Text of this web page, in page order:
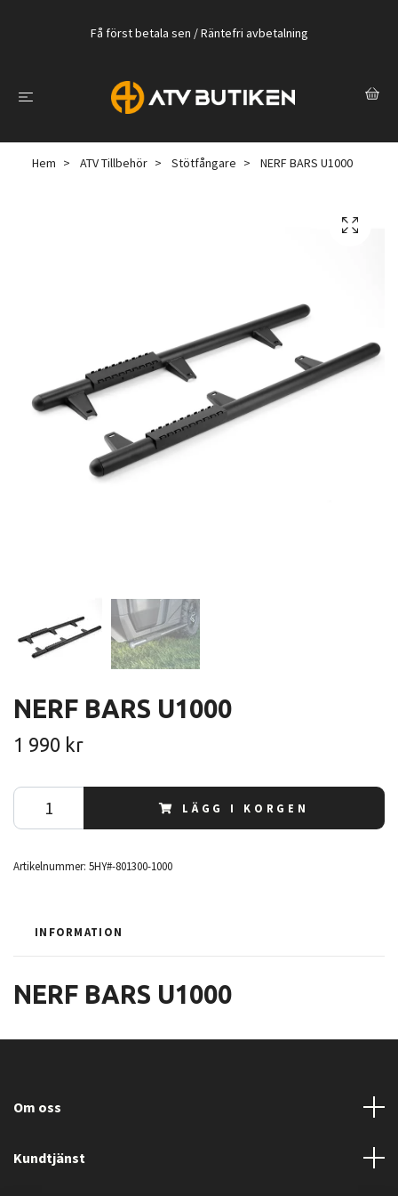
Få först betala sen / Räntefri avbetalning
Hem ATV Tillbehör Stötfångare NERF BARS U1000
NERF BARS U1000
1 990 kr
LÄGG I KORGEN
Artikelnummer: 5HY#-801300-1000
INFORMATION
NERF BARS U1000
Om oss
Kundtjänst